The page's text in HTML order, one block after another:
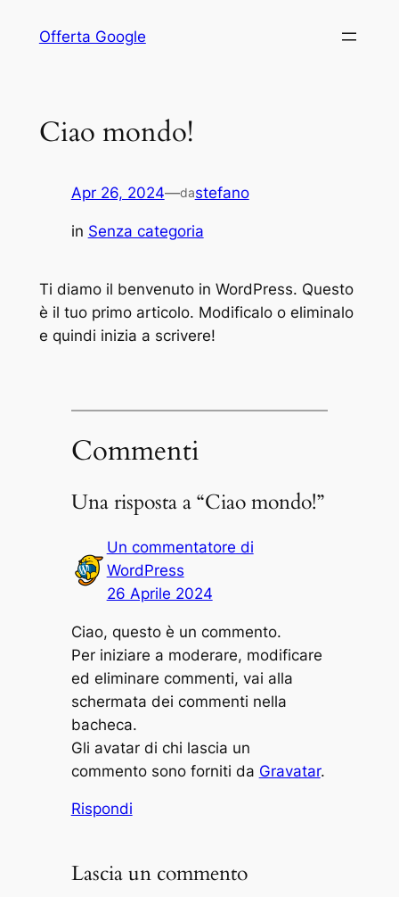
Offerta Google
Ciao mondo!
Apr 26, 2024—dastefano
in Senza categoria
Ti diamo il benvenuto in WordPress. Questo
è il tuo primo articolo. Modificalo o eliminalo
e quindi inizia a scrivere!
Commenti
Una risposta a “Ciao mondo!”
Un commentatore di
WordPress
26 Aprile 2024
Ciao, questo è un commento.
Per iniziare a moderare, modificare
ed eliminare commenti, vai alla
schermata dei commenti nella
bacheca.
Gli avatar di chi lascia un
commento sono forniti da Gravatar.
Rispondi
Lascia un commento